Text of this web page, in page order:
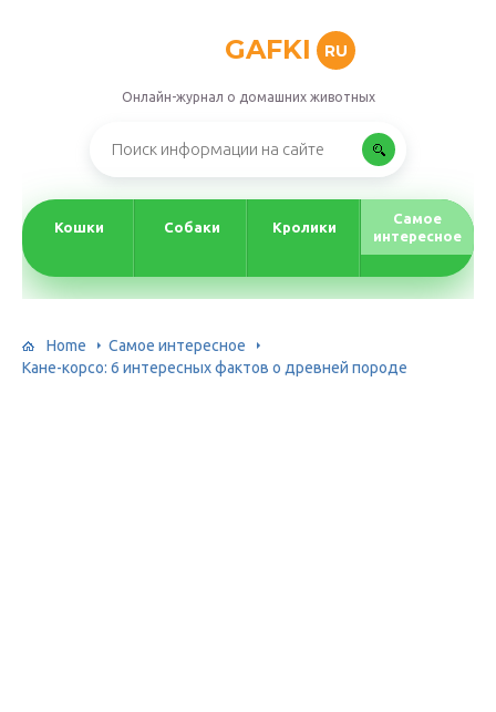
GAFKI RU
Онлайн-журнал о домашних животных
Кошки Собаки Кролики
Самое
интересное
Home
Самое интересное
Кане-корсо: 6 интересных фактов о древней породе